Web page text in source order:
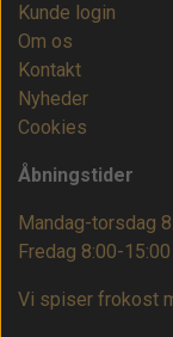
Kunde login
Om os
Kontakt
Nyheder
Cookies
Åbningstider
Mandag-torsdag
Fredag 8:00-15:00
Vi spiser frokost